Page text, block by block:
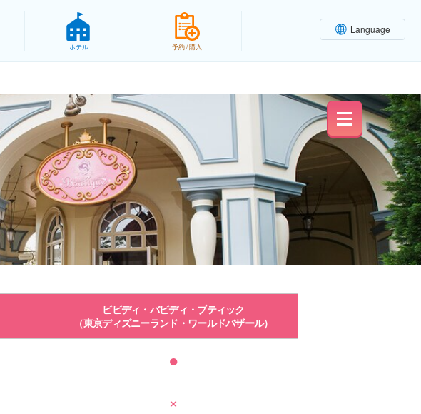
Language
ホテル 予約 / 購入
ビビディ・バビディ・ブティック
（東京ディズニーランド・ワールドバザール）
●
×